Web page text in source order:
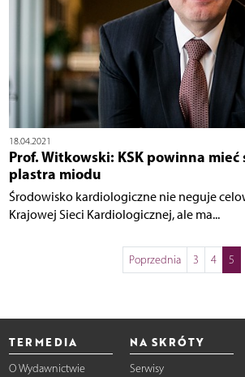
18.04.2021
Prof. Witkowski: KSK powinna
plastra miodu
Środowisko kardiologiczne nie neguje
Krajowej Sieci Kardiologicznej, ale ma...
Poprzednia 3 4 5
TERMEDIA
O Wydawnictwie
NA SKRÓTY
Serwisy